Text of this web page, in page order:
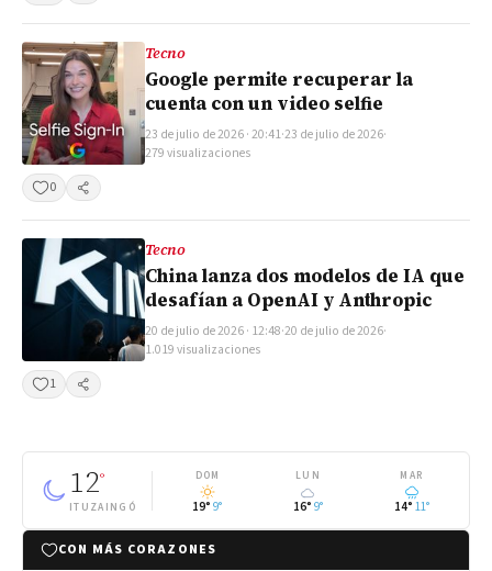
Tecno
Google permite recuperar la
cuenta con un video selfie
23 de julio de 2026 · 20:41·23 de julio de 2026·
279 visualizaciones
0
Compartir
Tecno
China lanza dos modelos de IA que
desafían a OpenAI y Anthropic
20 de julio de 2026 · 12:48·20 de julio de 2026·
1.019 visualizaciones
1
Compartir
12°
ITUZAINGÓ
DOM
19° 9°
LUN
16° 9°
MAR
14° 11°
CON MÁS CORAZONES